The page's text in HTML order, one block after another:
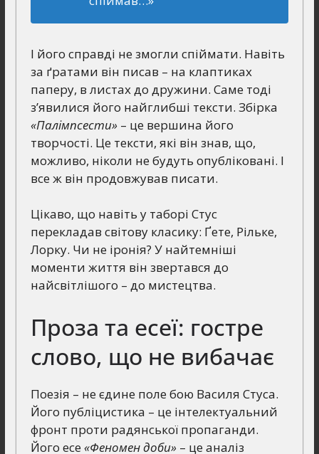
І його справді не змогли спіймати. Навіть
за ґратами він писав – на клаптиках
паперу, в листах до дружини. Саме тоді
з’явилися його найглибші тексти. Збірка
«Палімпсести»– це вершина його
творчості. Це тексти, які він знав, що,
можливо, ніколи не будуть опубліковані. І
все ж він продовжував писати.
Цікаво, що навіть у таборі Стус
перекладав світову класику: Ґете, Рільке,
Лорку. Чи не іронія? У найтемніші
моменти життя він звертався до
найсвітлішого – до мистецтва.
Проза та есеї: гостре
слово, що не вибачає
Поезія – не єдине поле бою Василя Стуса.
Його публіцистика – це інтелектуальний
фронт проти радянської пропаганди.
Його есе «Феномен доби»– це аналіз